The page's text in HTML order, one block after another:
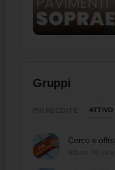
Gruppi
ATTIVO
Cerco e offro